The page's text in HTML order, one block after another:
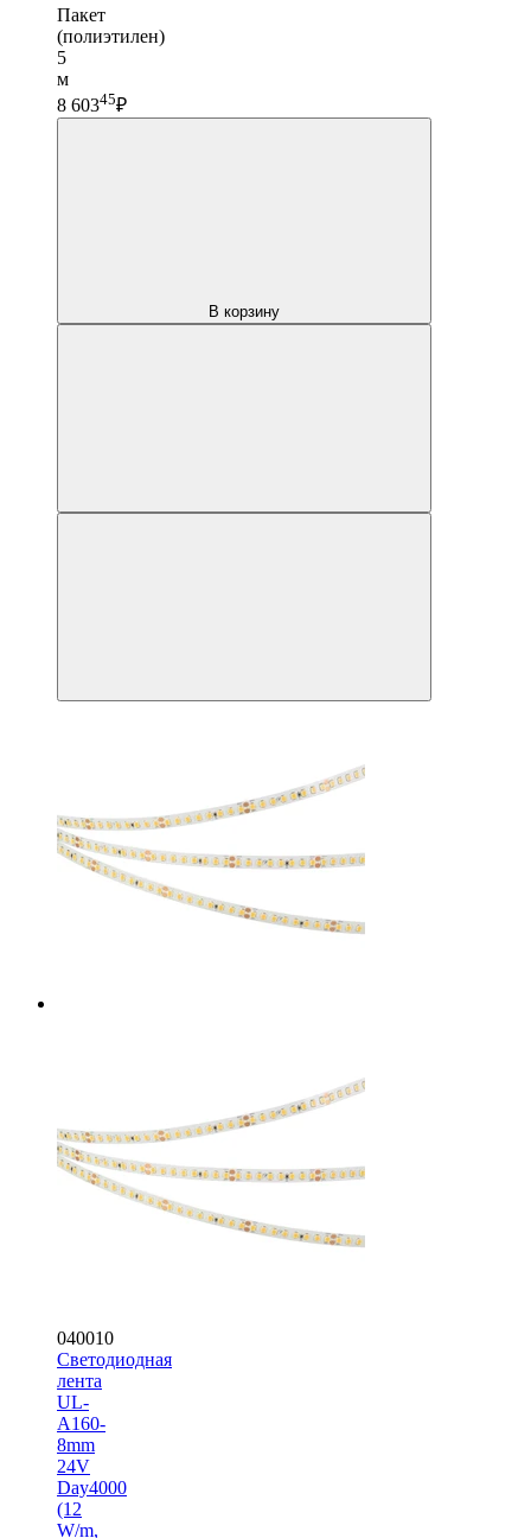
Пакет
(полиэтилен)
5
м
8 60345₽
В корзину
040010
Светодиодная
лента
UL-
A160-
8mm
24V
Day4000
(12
W/m,